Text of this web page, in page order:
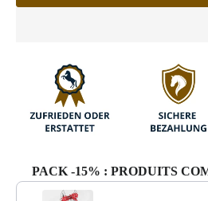
PACK -15% : PRODUITS